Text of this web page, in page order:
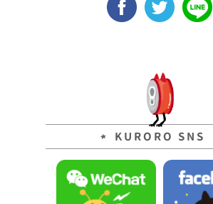
KURORO SNS